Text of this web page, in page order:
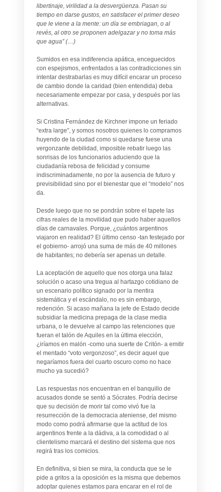
libertinaje, virilidad a la desvergüenza. Pasan su
tiempo en darse gustos, en satisfacer el primer deseo
que le viene a la mente: un día se embriagan, o al
revés, al otro se proponen adelgazar y no toma más
que agua” (…)
Sumidos en esa indiferencia apática, enceguecidos
con espejismos, enfrentados a las contradicciones sin
intentar destrabarlas es muy difícil encarar un proceso
de cambio donde la caridad (bien entendida) deba
necesariamente empezar por casa, y después por las
alternativas.
Si Cristina Fernández de Kirchner impone un feriado
“extra large”, y somos nosotros quienes lo compramos
huyendo de la ciudad como si quedarse fuese una
vergonzante debilidad, imposible rebatir luego las
sonrisas de los funcionarios aduciendo que la
ciudadanía rebosa de felicidad y consume
indiscriminadamente, no por la ausencia de futuro y
previsibilidad sino por el bienestar que el “modelo” nos
da.
Desde luego que no se pondrán sobre el tapete las
cifras reales de la movilidad que pudo haber aquellos
días de carnavales. Porque, ¿cuántos argentinos
viajaron en realidad? El último censo -tan festejado por
el gobierno- arrojó una suma de más de 40 millones
de habitantes; no debería ser apenas un detalle.
La aceptación de aquello que nos otorga una falaz
solución o acaso una tregua al hartazgo cotidiano de
un escenario político signado por la mentira
sistemática y el escándalo, no es sin embargo,
redención. Si acaso mañana la jefe de Estado decide
subsidiar la medicina prepaga de la clase media
urbana, o le devuelve al campo las retenciones que
fueran el talón de Aquiles en la última elección,
¿iríamos en malón -como una suerte de Critón- a emitir
el mentado “voto vergonzoso”, es decir aquel que
negaríamos fuera del cuarto oscuro como no hace
mucho ya sucedió?
Las respuestas nos encuentran en el banquillo de
acusados donde se sentó a Sócrates. Podría decirse
que su decisión de morir tal como vivó fue la
resurrección de la democracia ateniense, del mismo
modo como podrá afirmarse que la actitud de los
argentinos frente a la dádiva, a la comodidad o al
clientelismo marcará el destino del sistema que nos
regirá tras los comicios.
En definitiva, si bien se mira, la conducta que se le
pide a gritos a la oposición es la misma que debemos
adoptar quienes estamos para encarar en el rol de